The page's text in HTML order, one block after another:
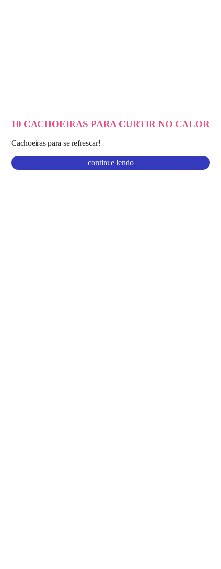
10 CACHOEIRAS PARA CURTIR NO CALOR
Cachoeiras para se refrescar!
continue lendo